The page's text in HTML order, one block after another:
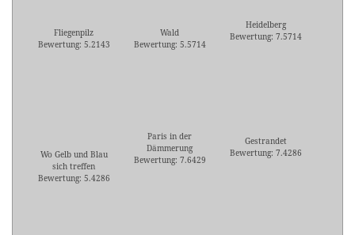
Fliegenpilz
Bewertung: 5.2143
Wald
Bewertung: 5.5714
Heidelberg
Bewertung: 7.5714
Wo Gelb und Blau
sich treffen
Bewertung: 5.4286
Paris in der
Dämmerung
Bewertung: 7.6429
Gestrandet
Bewertung: 7.4286